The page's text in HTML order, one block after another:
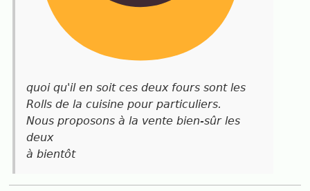
quoi qu'il en soit ces deux fours sont les
Rolls de la cuisine pour particuliers.
Nous proposons à la vente bien-sûr les
deux
à bientôt